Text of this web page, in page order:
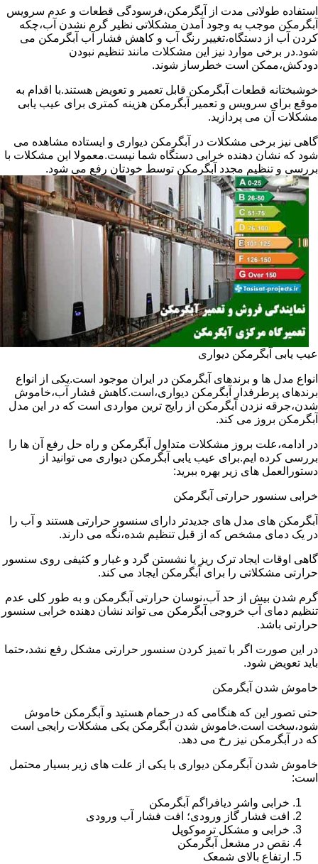
استفاده طولانی مدت از آبگرمکن،فرسودگی قطعات و عدم سرویس
آبگرمکن موجب به وجود آمدن مشکلاتی نظیر گرم نشدن آب،چکه
کردن آب از دستگاه،تغییر رنگ آب و کاهش فشار آب آبگرمکن می
شود.در برخی موارد نیز این مشکلات مانند تنظیم نبودن
دودکش،ممکن است خطرساز شوند.
خوشبختانه قطعات آبگرمکن قابل تعمیر و تعویض هستند.با اقدام به
موقع برای سرویس و تعمیر آبگرمکن هزینه کمتری برای عیب یابی
مشکلات آن می پردازید.
گاهی نیز برخی مشکلات در آبگرمکن دیواری و ایستاده مشاهده می
شود که نشان دهنده خرابی دستگاه شما نیست.معمولا این مشکلات با
بررسی و تنظیم مجدد آبگرمکن توسط خودتان رفع می شود.
عیب یابی آبگرمکن دیواری
انواع مدل ها و برندهای آبگرمکن در ایران موجود است.یکی از انواع
برندهای پرطرفدار آبگرمکن دیواری،است.کاهش فشار آب،خاموش
شدن،جرقه نزدن آبگرمکن از رایج ترین مواردی است که در این مدل
آبگرمکن بروز می کند.
در ادامه،علت بروز مشکلات متداول آبگرمکن و راه حل رفع آن ها را
بررسی کرده ایم.برای عیب یابی آبگرمکن دیواری می توانید از
دستورالعمل های زیر بهره ببرید:
خرابی سنسور حرارتی آبگرمکن
آبگرمکن های مدل های جدیدتر دارای سنسور حرارتی هستند و آب را
در یک دمای مشخص که از قبل تنظیم شده،نگه می دارند.
گاهی اوقات ایجاد ترک ریز یا نشستن گرد و غبار و کثیفی روی سنسور
حرارتی مشکلاتی را برای آبگرمکن ایجاد می کند.
گرم شدن بیش از حد آب،نوسان حرارتی آبگرمکن و به طور کلی عدم
تنظیم دمای آب خروجی آبگرمکن می تواند نشان دهنده خرابی سنسور
حرارتی باشد.
در این صورت اگر با تمیز کردن سنسور حرارتی مشکل رفع نشد،حتما
باید تعویض شود.
خاموش شدن آبگرمکن
حتی تصور این که هنگامی که در حمام هستید و آبگرمکن خاموش
شود،سخت است.خاموش شدن آبگرمکن یکی مشکلات رایجی است
که در آبگرمکن نیز رخ می دهد.
خاموش شدن آبگرمکن دیواری با یکی از علت های زیر بسیار محتمل
است:
خرابی واشر دیافراگم آبگرمکن
افت فشار گاز ورودی؛ افت فشار آب ورودی
خرابی و مشکل ترموکوپل
نقص در مشعل آبگرمکن
ارتفاع بالای شمعک